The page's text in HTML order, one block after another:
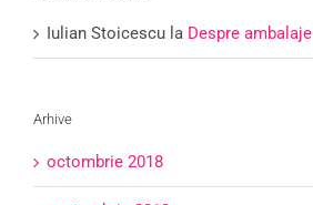
Iulian Stoicescu la Despre ambalaje
Arhive
octombrie 2018